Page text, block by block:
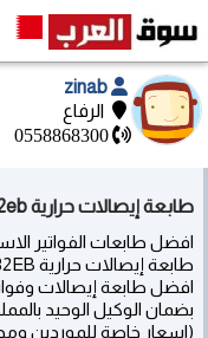
الرفاع
0558868300
طابعة إيصالات حرارية sewoo te32eb بضمان3سنوات - الرفاع
افضل طابعات الفواتير
طابعة إيصالات حرارية SEWOO TE32EB كورية ضمان 3 سنوات
افضل طابعة إيصالات
بضمان الوكيل الوحيد
(اسعار خاصة للموردين